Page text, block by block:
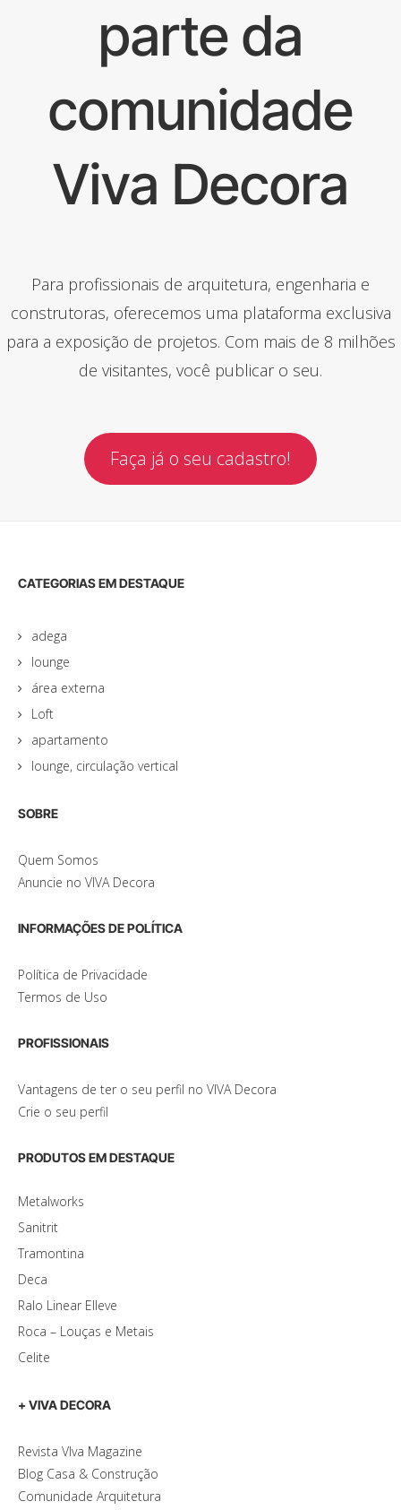
parte da
comunidade
Viva Decora
Para profissionais de arquitetura, engenharia e
construtoras, oferecemos uma plataforma exclusiva
para a exposição de projetos. Com mais de 8 milhões
de visitantes, você publicar o seu.
Faça já o seu cadastro!
CATEGORIAS EM DESTAQUE
adega
lounge
área externa
Loft
apartamento
lounge, circulação vertical
SOBRE
Quem Somos
Anuncie no VIVA Decora
INFORMAÇÕES DE POLÍTICA
Política de Privacidade
Termos de Uso
PROFISSIONAIS
Vantagens de ter o seu perfil no VIVA Decora
Crie o seu perfil
PRODUTOS EM DESTAQUE
Metalworks
Sanitrit
Tramontina
Deca
Ralo Linear Elleve
Roca – Louças e Metais
Celite
+ VIVA DECORA
Revista VIva Magazine
Blog Casa & Construção
Comunidade Arquitetura